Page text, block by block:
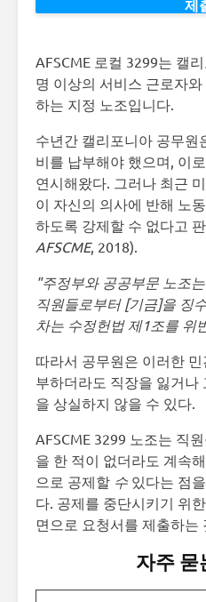
AFSCME 로컬 3299는 캘
명 이상의 서비스 근로자
하는 지정 노조입니다.
수년간 캘리포니아 공무원
비를 납부해야 했으며, 이
연시해왔다. 그러나 최근
이 자신의 의사에 반해 노
하도록 강제할 수 없다고
AFSCME, 2018).
"주정부와 공공부문 노조
직원들로부터 [기금]을 징
차는 수정헌법 제1조를 위
따라서 공무원은 이러한
부하더라도 직장을 잃거나
을 상실하지 않을 수 있다.
AFSCME 3299 노조는 직
을 한 적이 없더라도 계속
으로 공제할 수있다는 점
다. 공제를 중단시키기 위
면으로 요청서를 제출하는
자주 묻